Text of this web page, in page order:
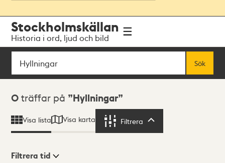
navigationen
huvudinnehållet
Stockholmskällan
Historia i ord, ljud och bild
Sök
Sök
Sökresultat
0 träffar på Hyllningar
Visa lista Visa karta Filtrera
Filtrera tid